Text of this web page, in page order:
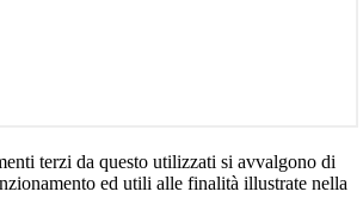
terzi da questo utilizzati si avvalgono di
ed utili alle finalità illustrate nella